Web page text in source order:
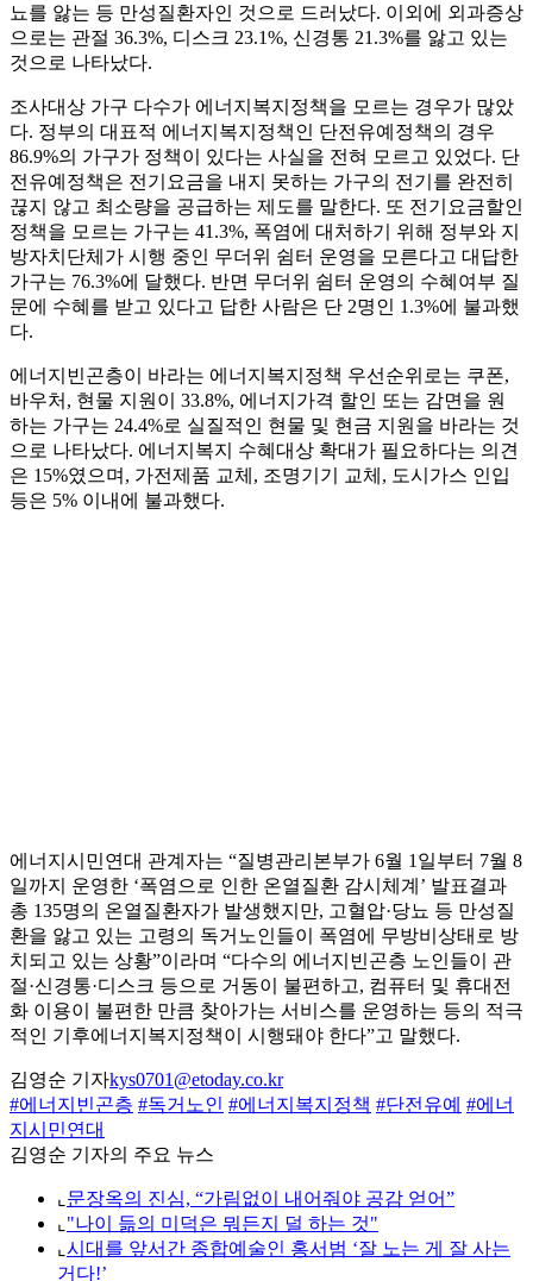
뇨를 앓는 등 만성질환자인 것으로 드러났다. 이외에 외과증상
으로는 관절 36.3%, 디스크 23.1%, 신경통 21.3%를 앓고 있는
것으로 나타났다.
조사대상 가구 다수가 에너지복지정책을 모르는 경우가 많았
다. 정부의 대표적 에너지복지정책인 단전유예정책의 경우
86.9%의 가구가 정책이 있다는 사실을 전혀 모르고 있었다. 단
전유예정책은 전기요금을 내지 못하는 가구의 전기를 완전히
끊지 않고 최소량을 공급하는 제도를 말한다. 또 전기요금할인
정책을 모르는 가구는 41.3%, 폭염에 대처하기 위해 정부와 지
방자치단체가 시행 중인 무더위 쉼터 운영을 모른다고 대답한
가구는 76.3%에 달했다. 반면 무더위 쉼터 운영의 수혜여부 질
문에 수혜를 받고 있다고 답한 사람은 단 2명인 1.3%에 불과했
다.
에너지빈곤층이 바라는 에너지복지정책 우선순위로는 쿠폰,
바우처, 현물 지원이 33.8%, 에너지가격 할인 또는 감면을 원
하는 가구는 24.4%로 실질적인 현물 및 현금 지원을 바라는 것
으로 나타났다. 에너지복지 수혜대상 확대가 필요하다는 의견
은 15%였으며, 가전제품 교체, 조명기기 교체, 도시가스 인입
등은 5% 이내에 불과했다.
에너지시민연대 관계자는 “질병관리본부가 6월 1일부터 7월 8
일까지 운영한 ‘폭염으로 인한 온열질환 감시체계’ 발표결과
총 135명의 온열질환자가 발생했지만, 고혈압·당뇨 등 만성질
환을 앓고 있는 고령의 독거노인들이 폭염에 무방비상태로 방
치되고 있는 상황”이라며 “다수의 에너지빈곤층 노인들이 관
절·신경통·디스크 등으로 거동이 불편하고, 컴퓨터 및 휴대전
화 이용이 불편한 만큼 찾아가는 서비스를 운영하는 등의 적극
적인 기후에너지복지정책이 시행돼야 한다”고 말했다.
김영순 기자kys0701@etoday.co.kr
#에너지빈곤층 #독거노인 #에너지복지정책 #단전유예 #에너
지시민연대
김영순 기자의 주요 뉴스
⌞ 문장옥의 진심, “가림없이 내어줘야 공감 얻어”
⌞ "나이 듦의 미덕은 뭐든지 덜 하는 것"
⌞ 시대를 앞서간 종합예술인 홍서범 ‘잘 노는 게 잘 사는
거다!’